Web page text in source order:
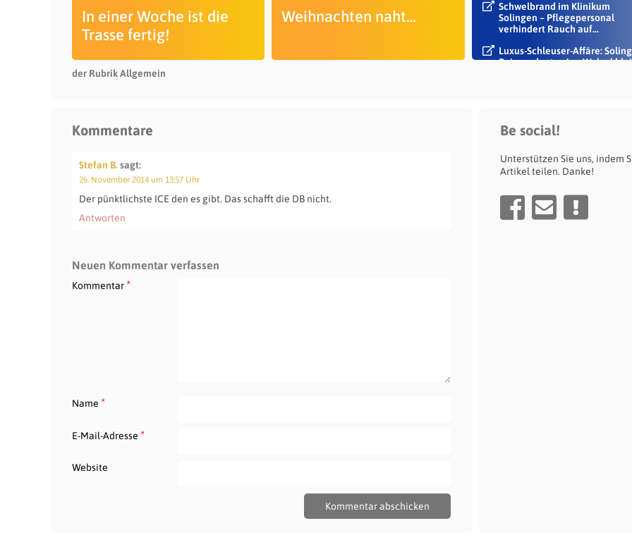
In einer Woche ist die
Trasse fertig!
Weihnachten naht…
Schwelbrand im Klinikum
Solingen – Pflegepersonal
verhindert Rauch auf...
Luxus-Schleuser-Affäre:
Beigeordneter Jan Welzel
der Rubrik Allgemein
Kommentare
Stefan B.sagt:
26. November 2014 um 13:57 Uhr
Der pünktlichste ICE den es gibt. Das schafft die DB nicht.
Antworten
Neuen Kommentar verfassen
Kommentar*
Name *
E-Mail-Adresse *
Website
Be social!
Unterstützen Sie uns, indem
Artikel teilen. Danke!